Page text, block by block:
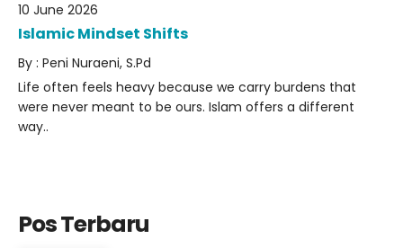
10 June 2026
Islamic Mindset Shifts
By : Peni Nuraeni, S.Pd
Life often feels heavy because we carry burdens that
were never meant to be ours. Islam offers a different
way..
Pos Terbaru